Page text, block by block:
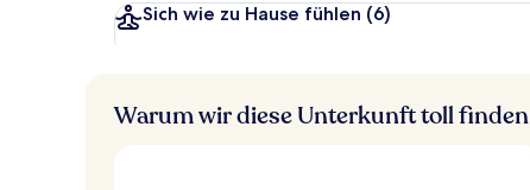
Sich wie zu Hause fühlen (6)
Warum wir diese Unterkunft toll finden